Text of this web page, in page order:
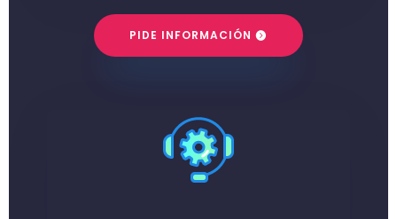
PIDE INFORMACIÓN